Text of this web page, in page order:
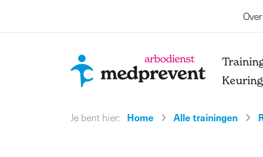
Je bent hier: Home Alle trainingen